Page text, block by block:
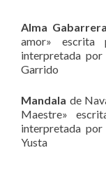
Alma Gabarrera
amor» escrita
interpretada
Garrido
Mandala de
Maestre»
interpretada
Yusta